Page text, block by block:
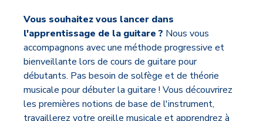
Vous souhaitez vous lancer dans
l'apprentissage de la guitare ? Nous vous
accompagnons avec une méthode progressive et
bienveillante lors de cours de guitare pour
débutants. Pas besoin de solfège et de théorie
musicale pour débuter la guitare ! Vous découvrirez
les premières notions de base de l'instrument,
travaillerez votre oreille musicale et apprendrez à